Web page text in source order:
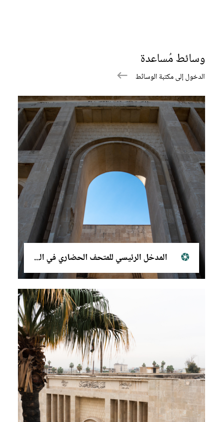
وسائط مُساعدة
الدخول إلى مكتبة الوسائط
المدخل الرئيسي للمتحف الحضاري في الموصل، ٢٠٢١